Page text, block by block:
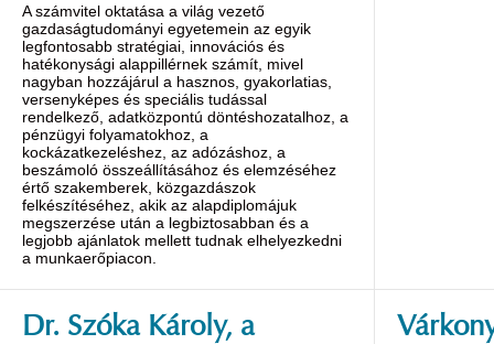
A számvitel oktatása a világ vezető
gazdaságtudományi egyetemein az egyik
legfontosabb stratégiai, innovációs és
hatékonysági alappillérnek számít, mivel
nagyban hozzájárul a hasznos, gyakorlatias,
versenyképes és speciális tudással
rendelkező, adatközpontú döntéshozatalhoz, a
pénzügyi folyamatokhoz, a
kockázatkezeléshez, az adózáshoz, a
beszámoló összeállításához és elemzéséhez
értő szakemberek, közgazdászok
felkészítéséhez, akik az alapdiplomájuk
megszerzése után a legbiztosabban és a
legjobb ajánlatok mellett tudnak elhelyezkedni
a munkaerőpiacon.
Dr. Szóka Károly, a